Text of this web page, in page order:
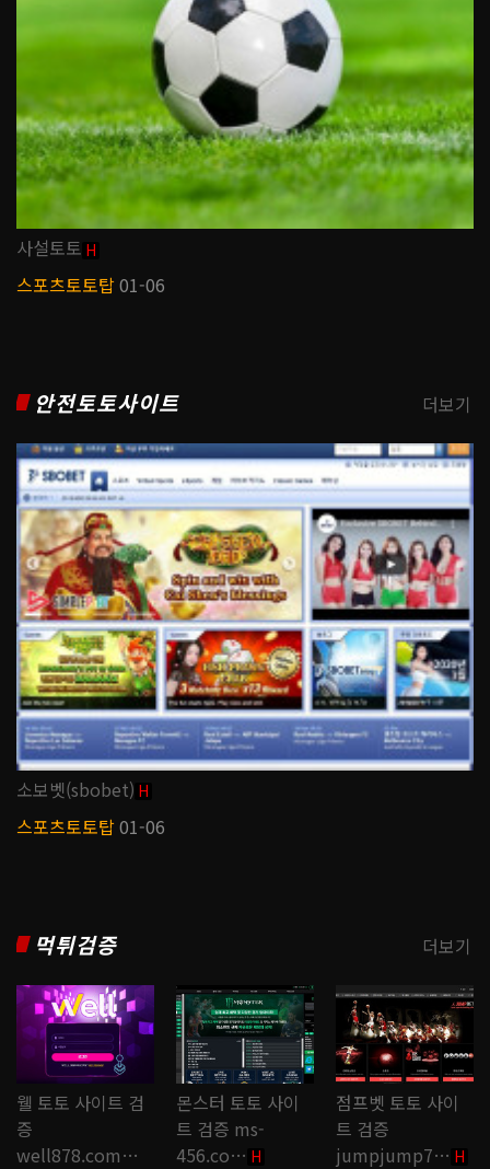
사설토토 H
스포츠토토탑01-06
안전토토사이트
소보벳(sbobet) H
스포츠토토탑01-06
더보기
먹튀검증
웰 토토 사이트 검
증
well878.com…
몬스터 토토 사이
트 검증 ms-
456.co… H
점프벳 토토 사이
트 검증
jumpjump7… H
더보기